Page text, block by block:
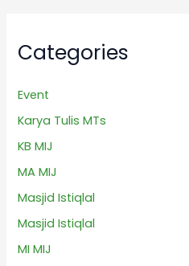
Categories
Event
Karya Tulis MTs
KB MIJ
MA MIJ
Masjid Istiqlal
Masjid Istiqlal
MI MIJ